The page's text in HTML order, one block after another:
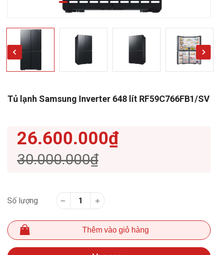
Tủ lạnh Samsung Inverter 648 lít RF59C766FB1/SV
26.600.000₫
30.000.000₫
Số lượng
Thêm vào giỏ hàng